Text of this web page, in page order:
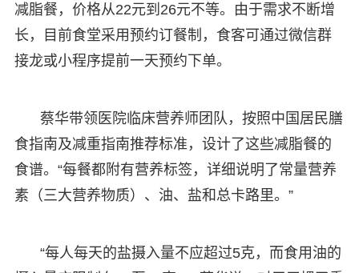
减脂餐，价格从22元到26元不等。由于需求不断增
长，目前食堂采用预约订餐制，食客可通过微信群
接龙或小程序提前一天预约下单。
蔡华带领医院临床营养师团队，按照中国居民膳
食指南及减重指南推荐标准，设计了这些减脂餐的
食谱。“每餐都附有营养标签，详细说明了常量营养
素（三大营养物质）、油、盐和总卡路里。”
“每人每天的盐摄入量不应超过5克，而食用油的